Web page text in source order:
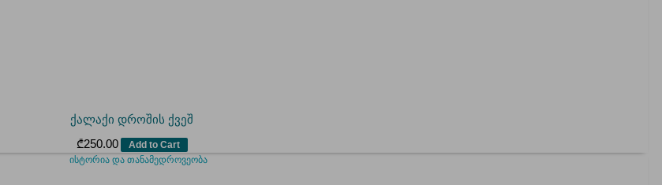
ქალაქი დროშის ქვეშ
₾250.00 Add to Cart